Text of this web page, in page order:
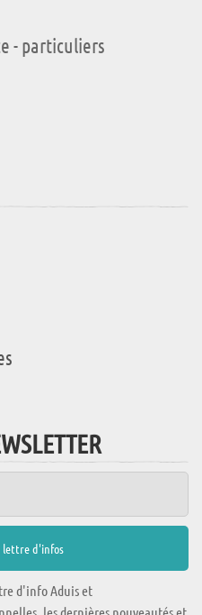
- particuliers
d'info Aduis et
les dernières nouveautés et